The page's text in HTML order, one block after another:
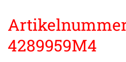
4289959M4